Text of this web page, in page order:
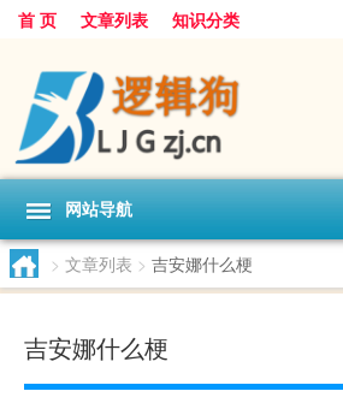
首 页 文章列表 知识分类
网站导航
> 文章列表 > 吉安娜什么梗
吉安娜什么梗